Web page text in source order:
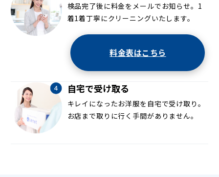
検品完了後に料金をメールでお知らせ。1
着1着丁寧にクリーニングいたします。
料金表はこちら
自宅で受け取る
キレイになったお洋服を自宅で受け取り。
お店まで取りに行く手間がありません。